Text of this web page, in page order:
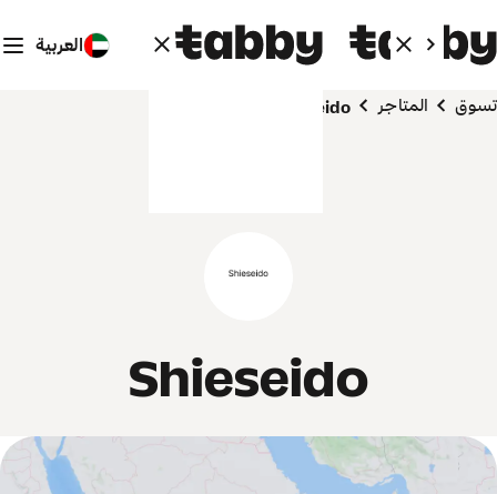
العربية
تسوق المتاجر Shieseido
Shieseido